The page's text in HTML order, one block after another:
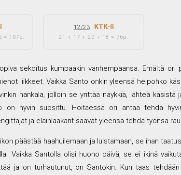
= 107p.
12/23 KTK-II
21 + 17 + 20 + 18 = 76p.
sekoitus kumpaakin vanhempaansa. Emältä
liikkeet. Vaikka Santo onkin yleensä helpohko
hankala, jolloin se yrittää näykkiä, lähteä
on hyvin suosittu. Hoitaessa ori antaa tehdä
ja eläinlääkärit saavat yleensä tehdä työnsä
päästää haahuilemaan ja luistamaan, se ihan
Vaikka Santolla olisi huono päivä, se ei ikinä
ja on turhautunut, on Santokin. Kun taas